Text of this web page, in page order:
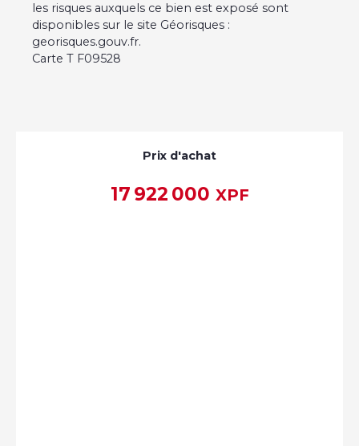
les risques auxquels ce bien est exposé sont
disponibles sur le site Géorisques :
georisques.gouv.fr.
Carte T F09528
Prix d'achat
17 922 000 XPF